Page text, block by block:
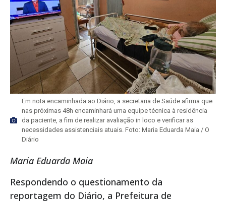
Em nota encaminhada ao Diário, a secretaria de Saúde afirma que
nas próximas 48h encaminhará uma equipe técnica à residência
da paciente, a fim de realizar avaliação in loco e verificar as
necessidades assistenciais atuais. Foto: Maria Eduarda Maia / O
Diário
Maria Eduarda Maia
Respondendo o questionamento da
reportagem do Diário, a Prefeitura de